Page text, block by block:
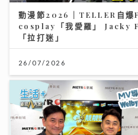
動漫節2026｜TELLER自爆
cosplay「我愛羅」 Jacky
「拉打迷」
26/07/2026